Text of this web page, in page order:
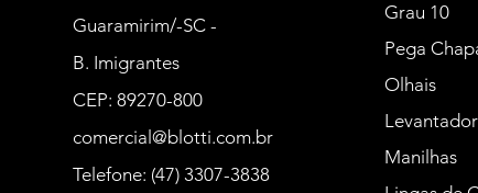
Guaramirim/-SC -
B. Imigrantes
CEP: 89270-800
comercial@blotti.com.br
Telefone: (47) 3307-3838
Grau 10
Pega
Olhais
Manilhas